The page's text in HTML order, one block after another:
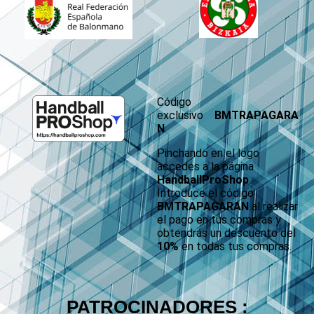
Código
exclusivo BMTRAPAGARA
N
Pinchando en el logo
accedes a la página
HandballProShop.
Introduce el código
BMTRAPAGARAN al realizar
el pago en tus compras y
obtendrás un descuento del
10%en todas tus compras.
PATROCINADORES :